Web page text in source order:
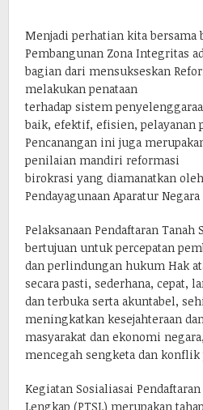
Menjadi perhatian kita bersama
Pembangunan Zona Integritas
bagian dari mensukseskan
melakukan penataan
terhadap sistem
baik, efektif, efisien, pelayanan
Pencanangan ini juga
penilaian mandiri reformasi
birokrasi yang diamanatkan
Pendayagunaan Aparatur
Pelaksanaan Pendaftaran Tanah
bertujuan untuk percepatan
dan perlindungan hukum Hak
secara pasti, sederhana, cepat,
dan terbuka serta akuntabel,
meningkatkan kesejahteraan
masyarakat dan ekonomi
mencegah sengketa dan konflik
Kegiatan Sosialiasai
Lengkap (PTSL) merupakan